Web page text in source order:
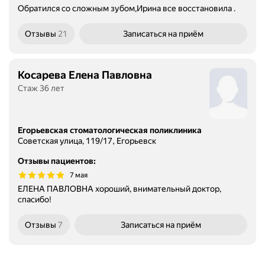
Обратился со сложным зубом,Ирина все восстановила .
Отзывы 21 Записаться на приём
Косарева Елена Павловна
Стаж 36 лет
Егорьевская стоматологическая поликлиника
Советская улица, 119/17, Егорьевск
Отзывы пациентов:
7 мая
ЕЛЕНА ПАВЛОВНА хороший, внимательный доктор,
спасибо!
Отзывы 7 Записаться на приём